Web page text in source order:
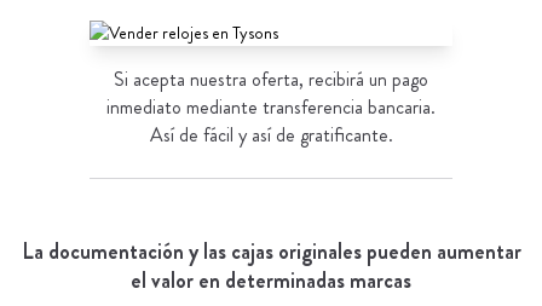
Si acepta nuestra oferta, recibirá un pago
inmediato mediante transferencia bancaria.
Así de fácil y así de gratificante.
La documentación y las cajas originales pueden aumentar
el valor en determinadas marcas